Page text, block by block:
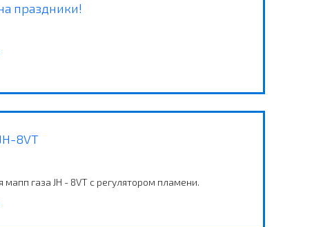
праздники!
8VT
мапп газа JH - 8VT с регулятором пламени.